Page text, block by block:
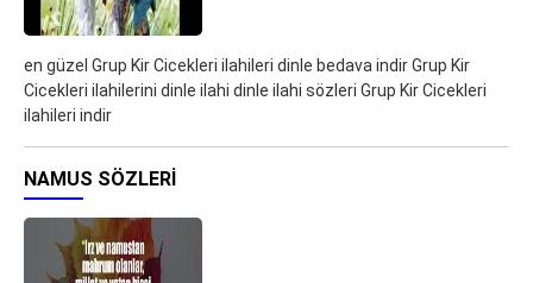
en güzel Grup Kir Cicekleri ilahileri dinle bedava indir Grup Kir
Cicekleri ilahilerini dinle ilahi dinle ilahi sözleri Grup Kir Cicekleri
ilahileri indir
NAMUS SÖZLERI